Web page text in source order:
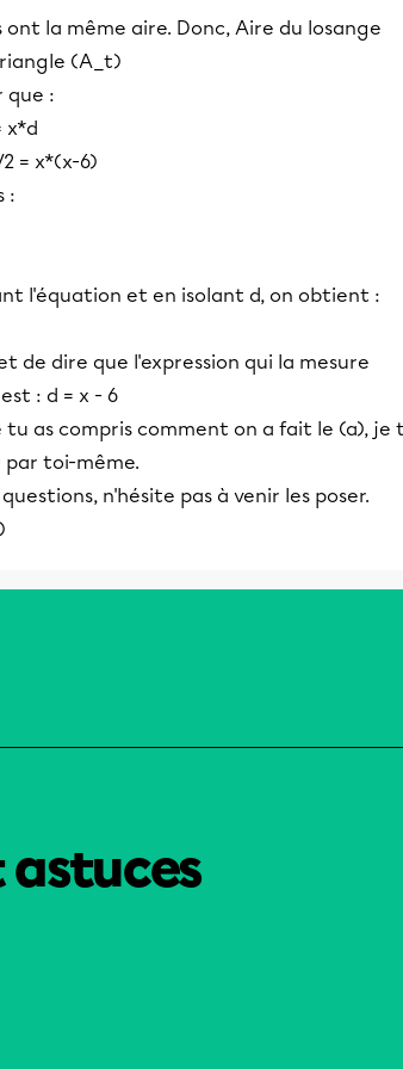
ont la même aire. Donc, Aire du losange
(A_t)
que :
x*d
= x*(x-6)
:
l'équation et en isolant d, on obtient :
de dire que l'expression qui la mesure
: d = x - 6
as compris comment on a fait le (a), je
par toi-même.
n'hésite pas à venir les poser.
astuces